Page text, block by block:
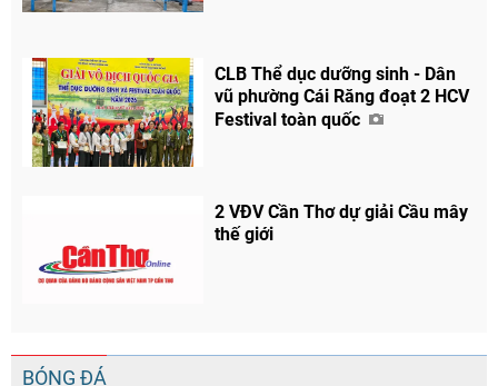
Chia sẻ
CLB Thể dục dưỡng sinh - Dân
vũ phường Cái Răng đoạt 2 HCV
Festival toàn quốc
2 VĐV Cần Thơ dự giải Cầu mây
thế giới
BÓNG ĐÁ